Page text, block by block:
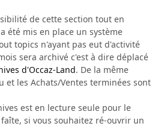
de cette section tout en
été mis en place un système
topics n'ayant pas eut d'activité
sera archivé c'est à dire déplacé
d'Occaz-Land. De la même
et les Achats/Ventes terminées sont
est en lecture seule pour le
si vous souhaitez ré-ouvrir un